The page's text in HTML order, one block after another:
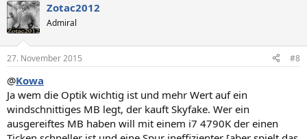
Zotac2012
Admiral
27. November 2015 #8
@Kowa
Ja wem die Optik wichtig ist und mehr Wert auf ein
windschnittiges MB legt, der kauft Skyfake. Wer ein
ausgereiftes MB haben will mit einem i7 4790K der einen